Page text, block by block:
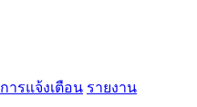
การแจ้งเตือน รายงาน